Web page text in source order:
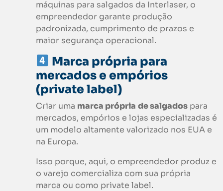
máquinas para salgados da Interlaser, o
empreendedor garante produção
padronizada, cumprimento de prazos e
maior segurança operacional.
Marca própria para
mercados e empórios
(private label)
Criar uma marca própria de salgados para
mercados, empórios e lojas especializadas é
um modelo altamente valorizado nos EUA e
na Europa.
Isso porque, aqui, o empreendedor produz e
o varejo comercializa com sua própria
marca ou como private label.